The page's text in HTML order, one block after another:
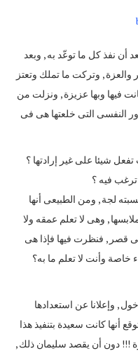
أن نفذ كل ما توعّد به , وبعد
, وتركت ما تملك وتعتز
فيها وبها عزيزة , ونزلت من
النفسى التى خلعتها هى فى
شيئا على غير إرادتها ؟
ترغب فيه ؟
لجة , ومن الطبيعى أنها
, وهى لا تعلم عمقه ولا
قصر , فنظرت فيها فإذا هى
وأنت لا تعلم ما به؟
, وإعلانا عن استعدادها
أنها كانت سعيدة بتنفيذ هذا
دون أن يقصد سليمان ذلك ,